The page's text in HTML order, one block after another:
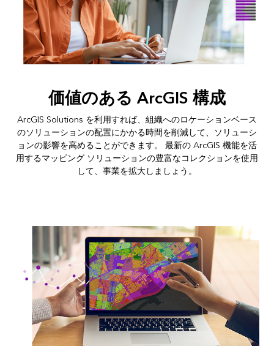
価値のある ArcGIS 構成
ArcGIS Solutions を利用すれば、組織へのロケーションベース
のソリューションの配置にかかる時間を削減して、ソリューシ
ョンの影響を高めることができます。 最新の ArcGIS 機能を活
用するマッピング ソリューションの豊富なコレクションを使用
して、事業を拡大しましょう。